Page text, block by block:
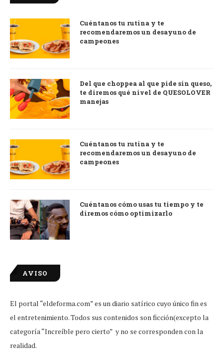
Cuéntanos tu rutina y te
recomendaremos un desayuno de
campeones
Del que choppea al que pide sin queso,
te diremos qué nivel de QUESOLOVER
manejas
Cuéntanos tu rutina y te
recomendaremos un desayuno de
campeones
Cuéntanos cómo usas tu tiempo y te
diremos cómo optimizarlo
AVISO
El portal “eldeforma.com” es un diario satírico cuyo único fin es
el entretenimiento. Todos sus contenidos son ficción(excepto la
categoría “Increíble pero cierto” y no se corresponden con la
realidad.